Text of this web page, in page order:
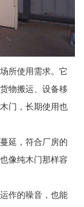
所使用需求。它
物搬运、设备移
门，长期使用也
延，符合厂房的
像纯木门那样容
作的噪音，也能